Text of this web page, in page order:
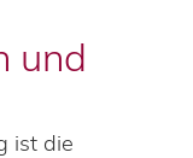
und
ist die